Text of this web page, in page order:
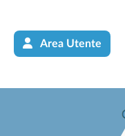
Area Utente